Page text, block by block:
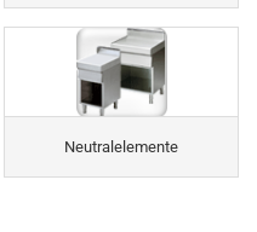
Neutralelemente